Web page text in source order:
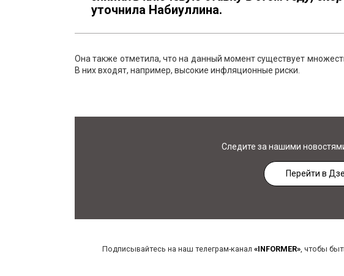
уточнила Набиуллина.
Она также отметила, что на данный момент существует
В них входят, например, высокие инфляционные риски.
Следите за нашими
Перейти в
Подписывайтесь на наш телеграм-канал «INFORMER», чтобы